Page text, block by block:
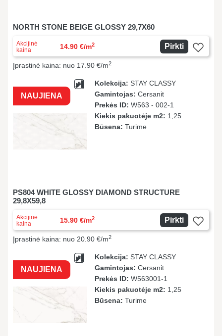
NORTH STONE BEIGE GLOSSY 29,7X60
Akcijinė
kaina
14.90 €/m2 Pirkti
Įprastinė kaina: nuo 17.90 €/m2
NAUJIENA
Kolekcija: STAY CLASSY
Gamintojas: Cersanit
Prekės ID: W563 - 002-1
Kiekis pakuotėje m2: 1,25
Būsena: Turime
PS804 WHITE GLOSSY DIAMOND STRUCTURE
29,8X59,8
Akcijinė
kaina
15.90 €/m2 Pirkti
Įprastinė kaina: nuo 20.90 €/m2
NAUJIENA
Kolekcija: STAY CLASSY
Gamintojas: Cersanit
Prekės ID: W563001-1
Kiekis pakuotėje m2: 1,25
Būsena: Turime